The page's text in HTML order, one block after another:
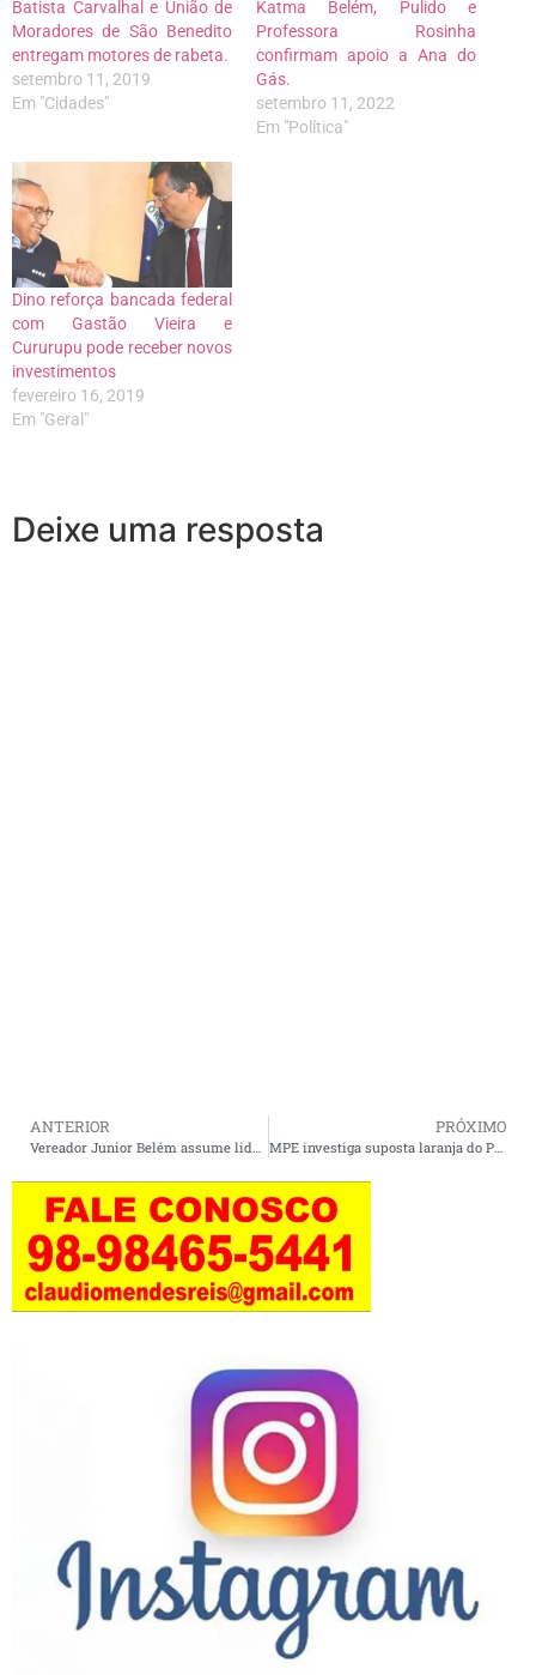
Batista Carvalhal e União de
Moradores de São Benedito
entregam motores de rabeta.
setembro 11, 2019
Em "Cidades"
Katma Belém, Pulido e
Professora Rosinha
confirmam apoio a Ana do
Gás.
setembro 11, 2022
Em "Política"
Dino reforça bancada federal
com Gastão Vieira e
Cururupu pode receber novos
investimentos
fevereiro 16, 2019
Em "Geral"
Deixe uma resposta
ANTERIOR
Vereador Junior Belém assume liderança do governo Rosinha na Câmara de Cururupu
PRÓXIMO
MPE investiga suposta laranja do PRB em esquema de irregularidades na prestação de contas.